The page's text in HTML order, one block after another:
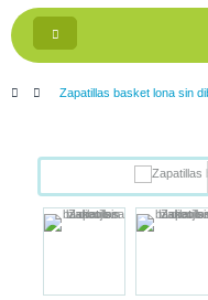
Navegación
Toggle
> Zapatillas basket lona sin